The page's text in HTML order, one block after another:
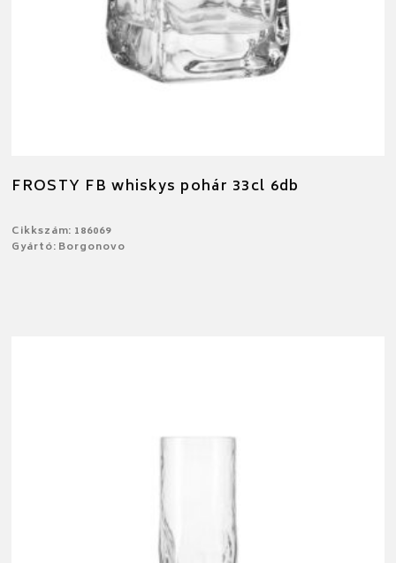
FROSTY FB whiskys pohár 33cl 6db
Cikkszám: 186069
Gyártó: Borgonovo